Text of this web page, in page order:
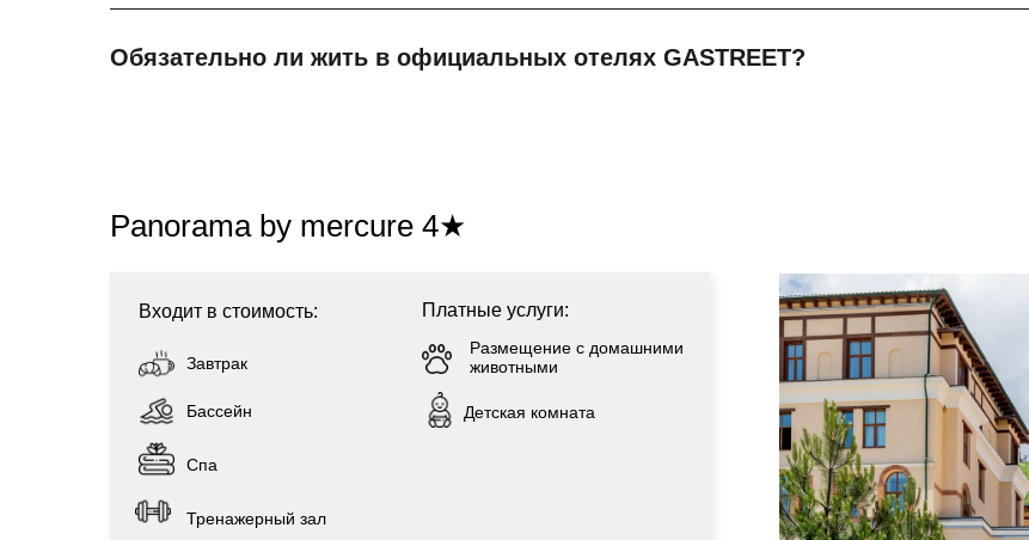
Обязательно ли жить в официальных отелях GASTREET?
Panorama by mercure 4★
Завтрак
Бассейн
Спа
Тренажерный зал
Входит в стоимость: Платные услуги:
Размещение с домашними
животными
Детская комната